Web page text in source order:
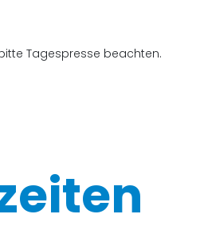
Tagespresse beachten.